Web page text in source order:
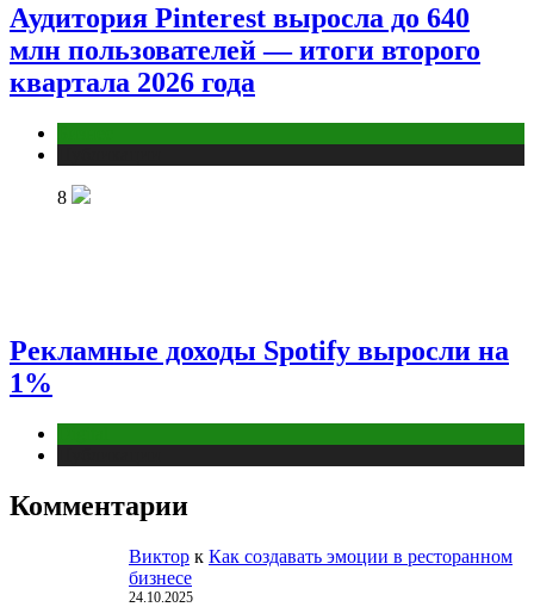
Аудитория Pinterest выросла до 640
млн пользователей — итоги второго
квартала 2026 года
8
Рекламные доходы Spotify выросли на
1%
Комментарии
Виктор к Как создавать эмоции в ресторанном
бизнесе
24.10.2025